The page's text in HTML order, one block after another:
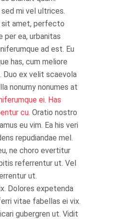
mi vel ultrices.
sit amet, perfecto
ea, urbanitas
ad est. Eu
has, cum meliore
Duo ex velit scaevola
nonumy nonumes at
ei. Has
cu. Oratio nostro
eu vim. Ea his veri
repudiandae mel.
ne choro evertitur
referrentur ut. Vel
ut.
Dolores expetenda
vitae fabellas ei vix.
gubergren ut. Vidit